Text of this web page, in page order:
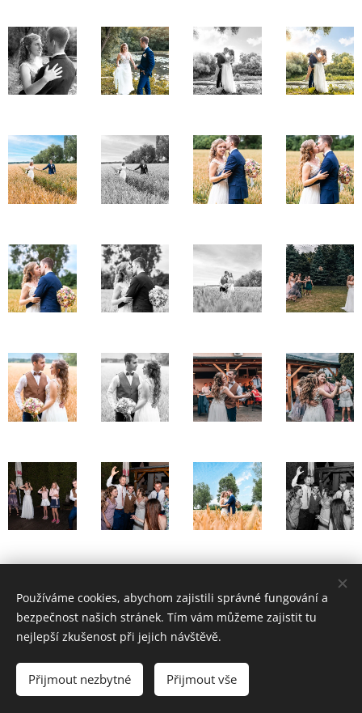
© 2022 Michaela Sedlákova; Sentice
Všeobecné obchodní podmínky
Používáme cookies, abychom zajistili správné fungování a
bezpečnost našich stránek. Tím vám můžeme zajistit tu
nejlepší zkušenost při jejich návštěvě.
Přijmout nezbytné Přijmout vše